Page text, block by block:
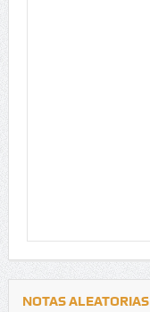
NOTAS ALEATORIAS